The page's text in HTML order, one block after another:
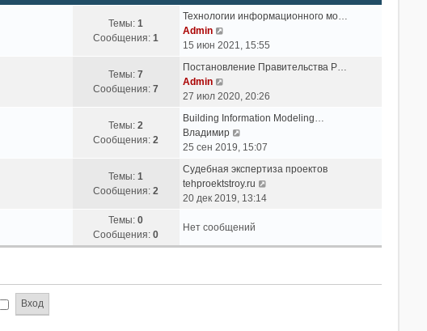
Темы:1
Сообщения:1
Технологии информационного мо…
Admin
е
е
т
и
к
п
с
л
е
н
е
15 июн 2021, 15:55
Темы:7
Сообщения:7
Постановление Правительства Р…
Admin
е
е
й
т
и
к
п
с
н
27 июл 2020, 20:26
Темы:2
Сообщения:2
Building Information Modeling…
Владимир
е
е
й
т
к
п
25 сен 2019, 15:07
Темы:1
Сообщения:2
Судебная экспертиза проектов
tehproektstroy.ru
к
20 дек 2019, 13:14
Темы:0
Сообщения:0
Нет сообщений